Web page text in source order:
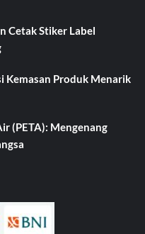
Cetak Stiker Label
Kemasan Produk Menarik
(PETA): Mengenang